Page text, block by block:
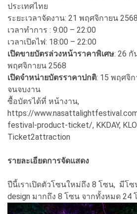
ประเทศไทย
ระยะเวลาจัดงาน: 21 พฤศจิกายน
เวลาทำการ : 9:00 – 22:00
เวลาเปิดไฟ: 18:00 – 22:00
เปิดขายบัตรล่วงหน้าราคาพิเศษ: 26 กั
พฤศจิกายน 2568
เปิดจำหน่ายบัตรราคาปกติ: 15 พฤศจิ
จนจบงาน
ซื้อบัตรได้ที่ หน้างาน,
https://
festival-product-ticket/, KKDAY,
Ticket2attraction
รายละเอียดการจัดแสดง
ปีนี้เราเปิดตัวโซนใหม่ถึง 8 โซน, มีโซ
design มากถึง 8 โซน จากทั้งหมด 24